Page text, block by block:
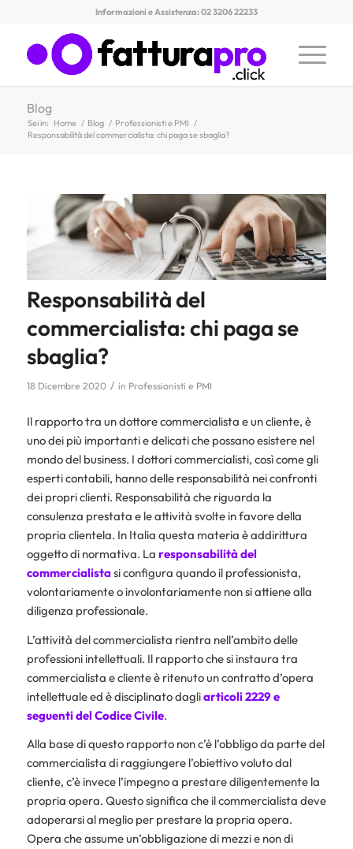
Informazioni e Assistenza: 02 3206 22233
Blog
Sei in: Home / Blog / Professionisti e PMI /
Responsabilità del commercialista: chi paga se sbaglia?
Responsabilità del
commercialista: chi paga se
sbaglia?
18 Dicembre 2020 / in Professionisti e PMI
Il rapporto tra un dottore commercialista e un cliente, è
uno dei più importanti e delicati che possano esistere nel
mondo del business. I dottori commercialisti, così come gli
esperti contabili, hanno delle responsabilità nei confronti
dei propri clienti. Responsabilità che riguarda la
consulenza prestata e le attività svolte in favore della
propria clientela. In Italia questa materia è addirittura
oggetto di normativa. La responsabilità del
commercialistasi configura quando il professionista,
volontariamente o involontariamente non si attiene alla
diligenza professionale.
L’attività del commercialista rientra nell’ambito delle
professioni intellettuali. Il rapporto che si instaura tra
commercialista e cliente è ritenuto un contratto d’opera
intellettuale ed è disciplinato dagliarticoli 2229 e
seguenti del Codice Civile.
Alla base di questo rapporto non c’è l’obbligo da parte del
commercialista di raggiungere l’obiettivo voluto dal
cliente, c’è invece l’impegno a prestare diligentemente la
propria opera. Questo significa che il commercialista deve
adoperarsi al meglio per prestare la propria opera.
Opera che assume un’obbligazione di mezzi e non di